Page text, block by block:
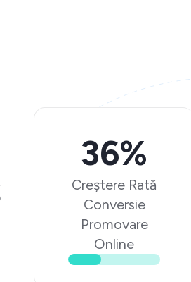
36%
Creștere Rată
Conversie
Promovare
Online